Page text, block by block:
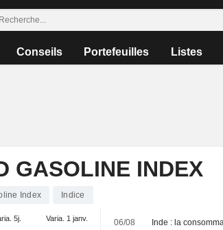
Conseils Portefeuilles Listes
GASOLINE INDEX
Index Indice
5j. Varia. 1 janv. 06/08